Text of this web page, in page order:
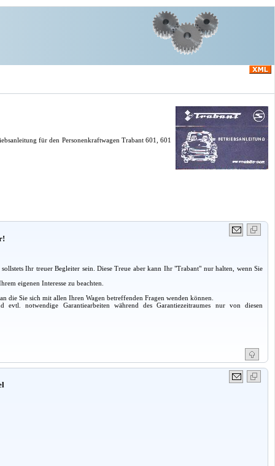
für den Personenkraftwagen Trabant 601, 601
Ihr treuer Begleiter sein. Diese Treue aber kann Ihr "Trabant" nur halten, wenn Sie
eigenen Interesse zu beachten.
die Sie sich mit allen Ihren Wagen betreffenden Fragen wenden können.
notwendige Garantiearbeiten während des Garantiezeitraumes nur von diesen